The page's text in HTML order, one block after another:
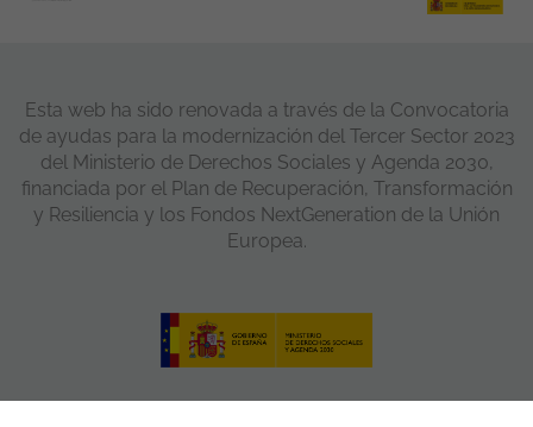
Esta web ha sido renovada a través de la Convocatoria
de ayudas para la modernización del Tercer Sector 2023
del Ministerio de Derechos Sociales y Agenda 2030,
financiada por el Plan de Recuperación, Transformación
y Resiliencia y los Fondos NextGeneration de la Unión
Europea.